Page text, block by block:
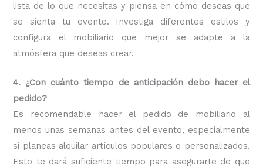
lista de lo que necesitas y piensa en cómo deseas que
se sienta tu evento. Investiga diferentes estilos y
configura el mobiliario que mejor se adapte a la
atmósfera que deseas crear.
4. ¿Con cuánto tiempo de anticipación debo hacer el
pedido?
Es recomendable hacer el pedido de mobiliario al
menos unas semanas antes del evento, especialmente
si planeas alquilar artículos populares o personalizados.
Esto te dará suficiente tiempo para asegurarte de que